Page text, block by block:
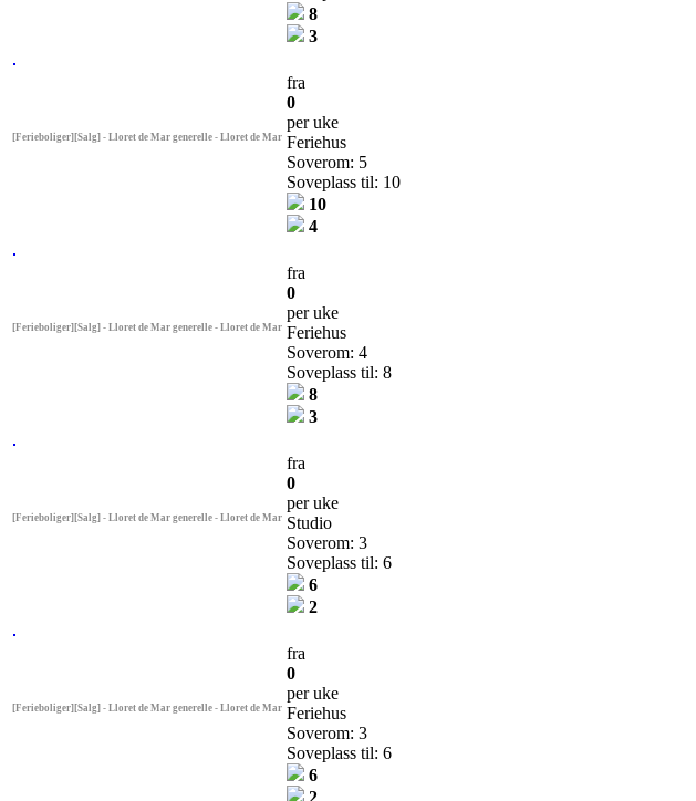
8
3
[Ferieboliger][Salg] - Lloret de Mar generelle - Lloret de Mar
fra
0
per uke
Feriehus
Soverom: 5
Soveplass til: 10
10
4
[Ferieboliger][Salg] - Lloret de Mar generelle - Lloret de Mar
fra
0
per uke
Feriehus
Soverom: 4
Soveplass til: 8
8
3
[Ferieboliger][Salg] - Lloret de Mar generelle - Lloret de Mar
fra
0
per uke
Studio
Soverom: 3
Soveplass til: 6
6
2
[Ferieboliger][Salg] - Lloret de Mar generelle - Lloret de Mar
fra
0
per uke
Feriehus
Soverom: 3
Soveplass til: 6
6